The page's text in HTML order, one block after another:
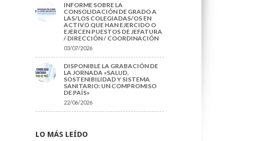
INFORME SOBRE LA
CONSOLIDACIÓN DE GRADO A
LAS/LOS COLEGIADAS/OS EN
ACTIVO QUE HAN EJERCIDO O
EJERCEN PUESTOS DE JEFATURA
/ DIRECCIÓN / COORDINACIÓN
03/07/2026
DISPONIBLE LA GRABACIÓN DE
LA JORNADA «SALUD,
SOSTENIBILIDAD Y SISTEMA
SANITARIO: UN COMPROMISO
DE PAÍS»
22/06/2026
LO MÁS LEÍDO